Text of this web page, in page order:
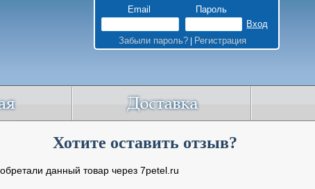
Email Пароль
Забыли пароль?| Регистрация
Хотите оставить отзыв?
данный товар через 7petel.ru